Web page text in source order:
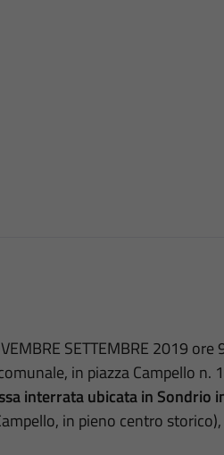
SETTEMBRE 2019
in piazza Campello n.
interrata ubicata in Sondrio
in pieno centro